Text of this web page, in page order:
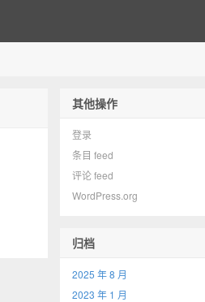
其他操作
登录
条目 feed
评论 feed
WordPress.org
归档
2025 年 8 月
2023 年 1 月